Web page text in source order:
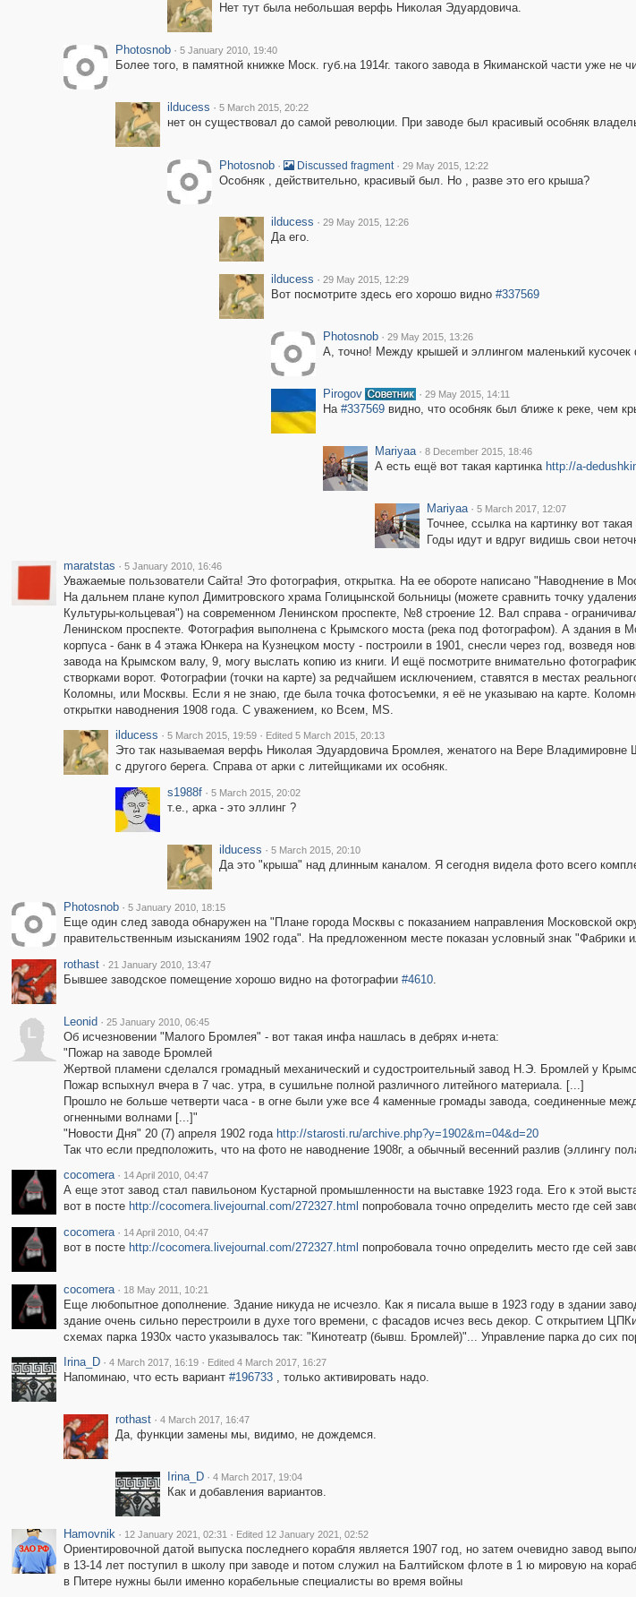
Нет тут была небольшая верфь Николая Эдуардовича.
Photosnob · 5 January 2010, 19:40
Более того, в памятной книжке Моск. губ.на 1914г. такого завода в Якиманской части уже не
ilducess · 5 March 2015, 20:22
нет он существовал до самой революции. При заводе был красивый особняк
Photosnob · Discussed fragment · 29 May 2015, 12:22
Особняк , действительно, красивый был. Но , разве это его крыша?
ilducess · 29 May 2015, 12:26
Да его.
ilducess · 29 May 2015, 12:29
Вот посмотрите здесь его хорошо видно #337569
Photosnob · 29 May 2015, 13:26
А, точно! Между крышей и эллингом маленький кусочек
Pirogov · 29 May 2015, 14:11
На #337569видно, что особняк был ближе к реке, чем
Mariyaa · 8 December 2015, 18:46
А есть ещё вот такая картинка http://a-
Mariyaa · 5 March 2017, 12:07
Точнее, ссылка на картинку вот такая
Годы идут и вдруг видишь свои
maratstas · 5 January 2010, 16:46
Уважаемые пользователи Сайта! Это фотография, открытка. На ее обороте написано "Наводнение в
На дальнем плане купол Димитровского храма Голицынской больницы (можете сравнить точку
Культуры-кольцевая") на современном Ленинском проспекте, №8 строение 12. Вал справа -
Ленинском проспекте. Фотография выполнена с Крымского моста (река под фотографом). А здания в
корпуса - банк в 4 этажа Юнкера на Кузнецком мосту - построили в 1901, снесли через год, возведя
завода на Крымском валу, 9, могу выслать копию из книги. И ещё посмотрите внимательно
створками ворот. Фотографии (точки на карте) за редчайшем исключением, ставятся в местах
Коломны, или Москвы. Если я не знаю, где была точка фотосъемки, я её не указываю на карте.
открытки наводнения 1908 года. С уважением, ко Всем, MS.
ilducess · 5 March 2015, 19:59 · Edited 5 March 2015, 20:13
Это так называемая верфь Николая Эдуардовича Бромлея, женатого на Вере
с другого берега. Справа от арки с литейщиками их особняк.
s1988f · 5 March 2015, 20:02
т.е., арка - это эллинг ?
ilducess · 5 March 2015, 20:10
Да это "крыша" над длинным каналом. Я сегодня видела фото всего
Photosnob · 5 January 2010, 18:15
Еще один след завода обнаружен на "Плане города Москвы с показанием направления Московской
правительственным изысканиям 1902 года". На предложенном месте показан условный знак "Фабрики
rothast · 21 January 2010, 13:47
Бывшее заводское помещение хорошо видно на фотографии #4610.
L
Leonid · 25 January 2010, 06:45
Об исчезновении "Малого Бромлея" - вот такая инфа нашлась в дебрях и-нета:
"Пожар на заводе Бромлей
Жертвой пламени сделался громадный механический и судостроительный завод Н.Э. Бромлей у
Пожар вспыхнул вчера в 7 час. утра, в сушильне полной различного литейного материала. [...]
Прошло не больше четверти часа - в огне были уже все 4 каменные громады завода, соединенные
огненными волнами [...]"
"Новости Дня" 20 (7) апреля 1902 года http://starosti.ru/archive.php?y=1902&m=04&d=20
Так что если предположить, что на фото не наводнение 1908г, а обычный весенний разлив (эллингу
cocomera · 14 April 2010, 04:47
А еще этот завод стал павильоном Кустарной промышленности на выставке 1923 года. Его к этой
вот в посте http://cocomera.livejournal.com/272327.html попробовала точно определить место где сей
cocomera · 14 April 2010, 04:47
вот в посте http://cocomera.livejournal.com/272327.html попробовала точно определить место где сей
cocomera · 18 May 2011, 10:21
Еще любопытное дополнение. Здание никуда не исчезло. Как я писала выше в 1923 году в здании
здание очень сильно перестроили в духе того времени, с фасадов исчез весь декор. С открытием
схемах парка 1930х часто указывалось так: "Кинотеатр (бывш. Бромлей)"... Управление парка до сих
Irina_D · 4 March 2017, 16:19 · Edited 4 March 2017, 16:27
Напоминаю, что есть вариант #196733, только активировать надо.
rothast · 4 March 2017, 16:47
Да, функции замены мы, видимо, не дождемся.
Irina_D · 4 March 2017, 19:04
Как и добавления вариантов.
Hamovnik · 12 January 2021, 02:31 · Edited 12 January 2021, 02:52
Ориентировочной датой выпуска последнего корабля является 1907 год, но затем очевидно завод
в 13-14 лет поступил в школу при заводе и потом служил на Балтийском флоте в 1 ю мировую на
в Питере нужны были именно корабельные специалисты во время войны